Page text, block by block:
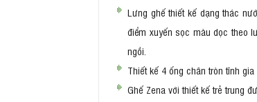
Lưng ghế thiết kế dạng thác
điểm xuyến sọc màu dọc theo
ngồi.
Thiết kế 4 ống chân tròn tĩnh
Ghế Zena với thiết kế trẻ trung